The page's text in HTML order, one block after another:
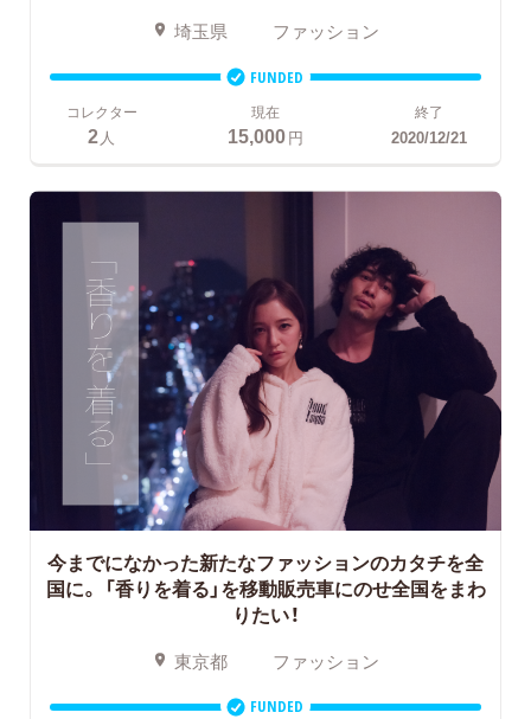
埼玉県 ファッション
FUNDED
コレクター
2人
現在
15,000円
終了
2020/12/21
今までになかった新たなファッションのカタチを全
国に。 「香りを着る」を移動販売車にのせ全国をまわ
りたい！
東京都 ファッション
FUNDED